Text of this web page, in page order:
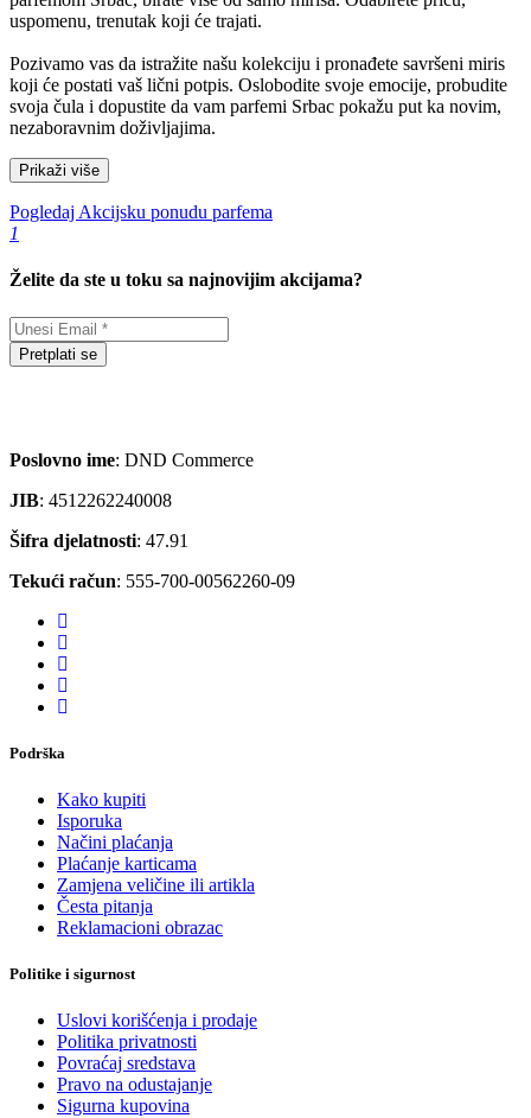
uspomenu, trenutak koji će trajati.
Pozivamo vas da istražite našu kolekciju i pronađete savršeni miris
koji će postati vaš lični potpis. Oslobodite svoje emocije, probudite
svoja čula i dopustite da vam parfemi Srbac pokažu put ka novim,
nezaboravnim doživljajima.
Prikaži više
Pogledaj Akcijsku ponudu parfema
1
Želite da ste u toku sa najnovijim akcijama?
Pretplati se
Poslovno ime: DND Commerce
JIB: 4512262240008
Šifra djelatnosti: 47.91
Tekući račun: 555-700-00562260-09
Podrška
Kako kupiti
Isporuka
Načini plaćanja
Plaćanje karticama
Zamjena veličine ili artikla
Česta pitanja
Reklamacioni obrazac
Politike i sigurnost
Uslovi korišćenja i prodaje
Politika privatnosti
Povraćaj sredstava
Pravo na odustajanje
Sigurna kupovina